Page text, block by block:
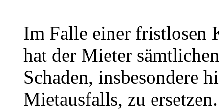
Im Falle einer fristlosen
hat der Mieter
Schaden, insbesondere
Mietausfalls, zu ersetzen.